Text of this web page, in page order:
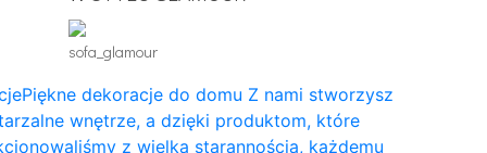
sofa_glamour
Piękne dekoracje do domu Z nami stworzysz
wnętrze, a dzięki produktom, które
z wielką starannością, każdemu